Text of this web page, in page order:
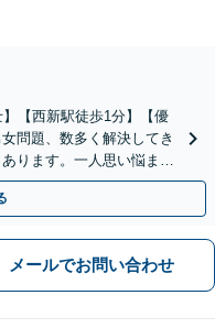
】【西新駅徒歩1分】【優
問題、数多く解決してき
ります。一人思い悩ま
しょう。
メールでお問い合わせ